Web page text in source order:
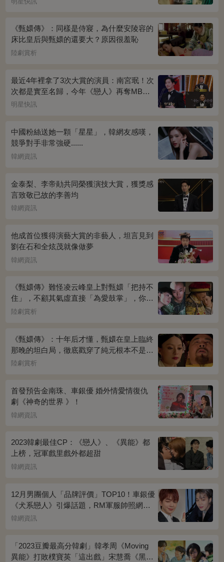
《甄嬛傳》：同樣是侍寢，為什麼安陵容的
床比皇后與甄嬛的還要大？原因很羞恥
陸劇賞析
最近4年裡拿了3次大賞的演員：南宮珉！次
次都是實至名歸，今年《戀人》再奪MBC
演技大賞
明星快訊
中國粉絲送她一顆「星星」，韓網友感嘆，
競爭對手非常強硬......
韓網資訊
金泰梨、李帝勛共同榮獲演技大賞，獲獎感
言致敬已故的李善均
韓網資訊
他成首位獲得演藝大賞的非藝人，坦言見到
劉在石和全炫茂就像做夢
韓網資訊
《甄嬛傳》難怪凌云峰皇上對甄嬛「把持不
住」，不顧其氣虛直接「為愛鼓掌」，你看
桌上放的啥？簡直一目了然
陸劇賞析
《甄嬛傳》：十年后才懂，甄嬛在皇上臨終
那晚的坦白局，徹底戳穿了純元根本不是被
宜修害死的真相！
陸劇賞析
首發預告金南珠、車銀優 婚外情愛情復仇
劇《神奇的世界 》！
韓網資訊
2023韓劇最佳CP：《戀人》、《異能》都
上榜，冠軍戲里戲外都超甜
韓網資訊
12月男團個人「品牌評價」TOP10！車銀優
《犬系戀人》引爆話題，RM軍服帥照網瘋
傳
韓網資訊
「2023豆瓣最高分韓劇」韓孝周《Moving
異能》打敗樸寶英「這出戲」宋慧喬《黑暗